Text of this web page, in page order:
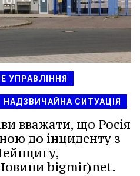
УПРАВЛІННЯ
НАДЗВИЧАЙНА СИТУАЦІЯ
вважати, що Росія
до інциденту з
bigmir)net.